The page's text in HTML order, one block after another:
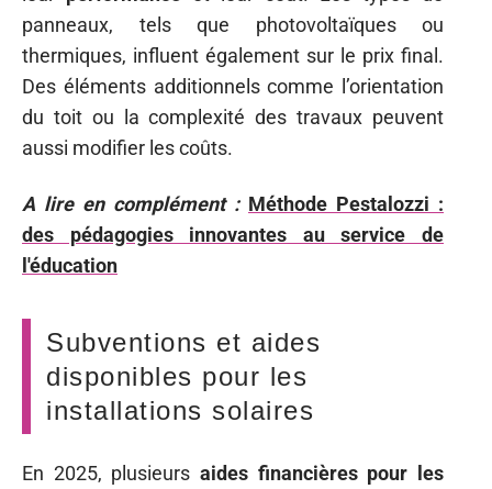
panneaux, tels que photovoltaïques ou
thermiques, influent également sur le prix final.
Des éléments additionnels comme l’orientation
du toit ou la complexité des travaux peuvent
aussi modifier les coûts.
A lire en complément : Méthode Pestalozzi :
des pédagogies innovantes au service de
l'éducation
Subventions et aides
disponibles pour les
installations solaires
En 2025, plusieurs aides financières pour les